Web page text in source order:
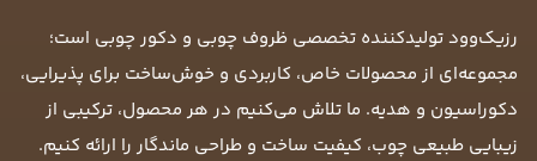
رزیک‌وود تولیدکننده تخصصی ظروف چوبی و دکور چوبی است؛
مجموعه‌ای از محصولات خاص، کاربردی و خوش‌ساخت برای پذیرایی،
دکوراسیون و هدیه. ما تلاش می‌کنیم در هر محصول، ترکیبی از
زیبایی طبیعی چوب، کیفیت ساخت و طراحی ماندگار را ارائه کنیم.